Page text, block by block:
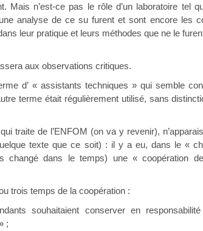
Mais n’est-ce pas le rôle d’un laboratoire tel
analyse de ce su furent et sont encore les
leur pratique et leurs méthodes que ne le
aux observations critiques.
d’ « assistants techniques » qui semble
terme était régulièrement utilisé, sans
traite de l’ENFOM (on va y revenir),
texte que ce soit) : il y a eu, dans le «
changé dans le temps) une « coopération
trois temps de la coopération :
souhaitaient conserver en
;